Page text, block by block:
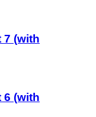
7 (with
6 (with